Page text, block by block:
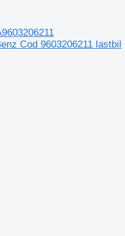
Cod 9603206211 lastbil